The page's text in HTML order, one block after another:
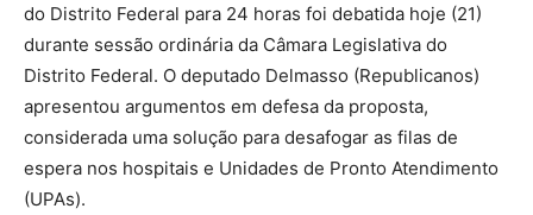
do Distrito Federal para 24 horas foi debatida hoje (21)
durante sessão ordinária da Câmara Legislativa do
Distrito Federal. O deputado Delmasso (Republicanos)
apresentou argumentos em defesa da proposta,
considerada uma solução para desafogar as filas de
espera nos hospitais e Unidades de Pronto Atendimento
(UPAs).